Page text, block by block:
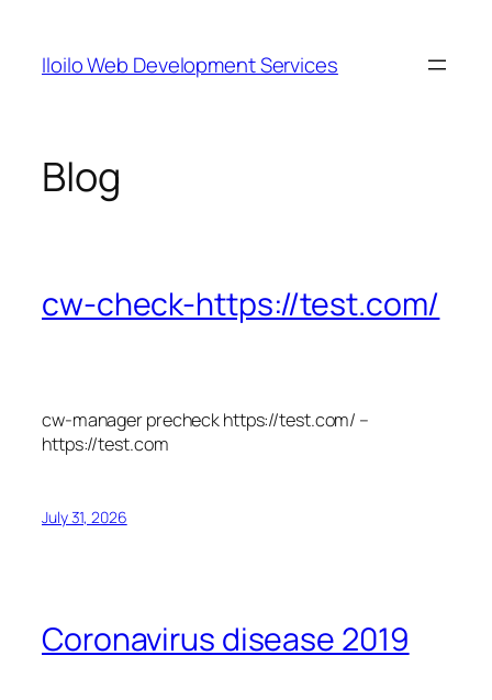
content
Iloilo Web Development Services
Blog
cw-check-https://test.com/
cw-manager precheck https://test.com/ –
https://test.com
July 31, 2026
Coronavirus disease 2019